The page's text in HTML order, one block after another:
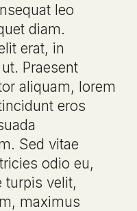
leo
diam.
erat, in
Praesent
aliquam, lorem
eros
Sed vitae
odio eu,
turpis velit,
maximus